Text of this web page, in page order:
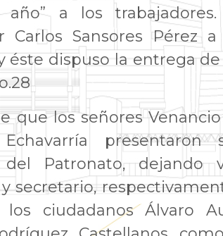
a los
Carlos Sansores Pérez
éste dispuso la entrega
que los señores
Echavarría presentaron
del Patronato, dejando
secretario,
los ciudadanos Álvaro